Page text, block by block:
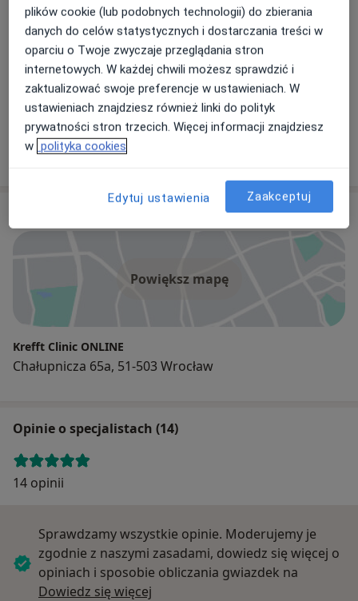
dr n. med. Paweł Piotrów
Urolog, Androlog
204 opinie
dr n. med. Adrian Czekaj
Urolog, Androlog
Powiększ mapę
Krefft Clinic ONLINE
Chałupnicza 65a, 51-503 Wrocław
Opinie o specjalistach (14)
14 opinii
Sprawdzamy wszystkie opinie. Moderujemy je
zgodnie z naszymi zasadami, dowiedz się więcej o
opiniach i sposobie obliczania gwiazdek na
Dowiedz się więcej
plików cookie (lub podobnych technologii) do zbierania
danych do celów statystycznych i dostarczania treści w
oparciu o Twoje zwyczaje przeglądania stron
internetowych. W każdej chwili możesz sprawdzić i
zaktualizować swoje preferencje w ustawieniach. W
ustawieniach znajdziesz również linki do polityk
prywatności stron trzecich. Więcej informacji znajdziesz
w polityka cookies
Edytuj ustawienia Zaakceptuj